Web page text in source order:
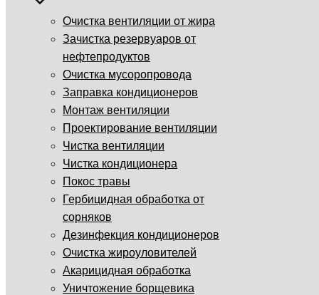
Очистка вентиляции от жира
Зачистка резервуаров от
нефтепродуктов
Очистка мусоропровода
Заправка кондиционеров
Монтаж вентиляции
Проектирование вентиляции
Чистка вентиляции
Чистка кондиционера
Покос травы
Гербицидная обработка от
сорняков
Дезинфекция кондиционеров
Очистка жироуловителей
Акарицидная обработка
Уничтожение борщевика